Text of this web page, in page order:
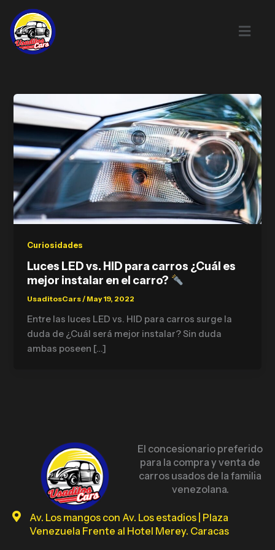
content
Curiosidades
Luces LED vs. HID para carros ¿Cuál es
mejor instalar en el carro?
UsaditosCars/ May 19, 2022
Entre las luces LED vs. HID para carros surge la
duda de ¿Cuál será mejor instalar? Sin duda
ambas poseen […]
El concesionario preferido
para la compra y venta de
carros usados de la familia
venezolana.
Av. Los mangos con Av. Los estadios | Plaza
Venezuela Frente al Hotel Merey. Caracas